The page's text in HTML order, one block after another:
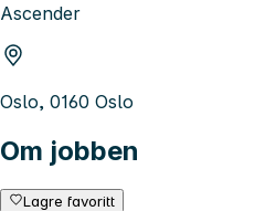
Ascender
Oslo, 0160 Oslo
Om jobben
Lagre favoritt